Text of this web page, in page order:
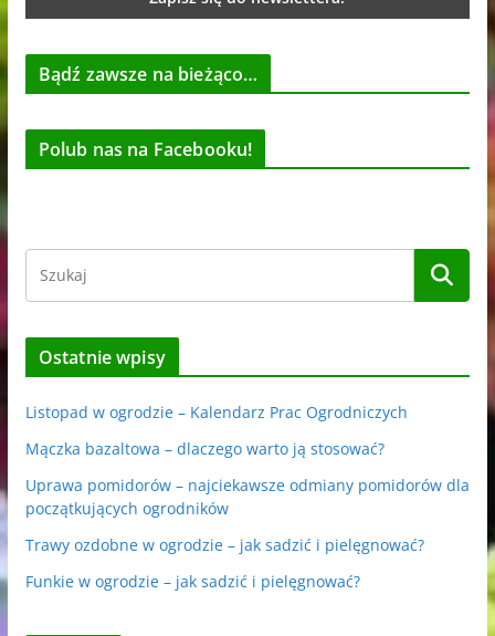
Bądź zawsze na bieżąco…
Polub nas na Facebooku!
Ostatnie wpisy
Listopad w ogrodzie – Kalendarz Prac Ogrodniczych
Mączka bazaltowa – dlaczego warto ją stosować?
Uprawa pomidorów – najciekawsze odmiany pomidorów dla
początkujących ogrodników
Trawy ozdobne w ogrodzie – jak sadzić i pielęgnować?
Funkie w ogrodzie – jak sadzić i pielęgnować?